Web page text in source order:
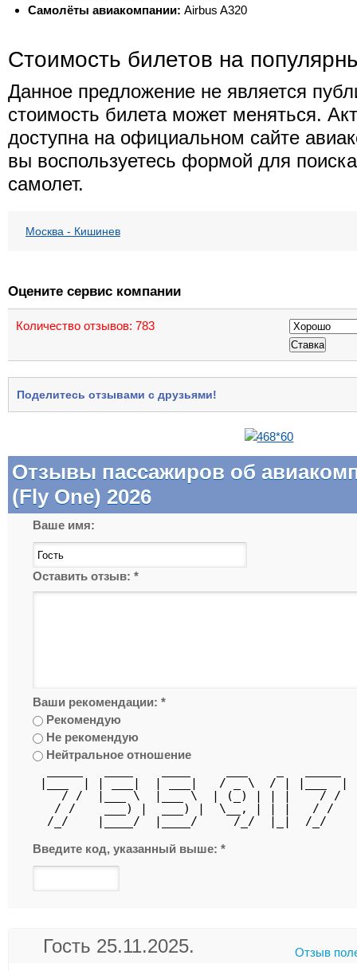
Самолёты авиакомпании: Airbus A320
Стоимость билетов на
Данное предложение не является
стоимость билета может меняться.
доступна на официальном сайте
вы воспользуетесь формой для
самолет.
Москва - Кишинев
Оцените сервис компании
Количество отзывов: 783
Поделитесь отзывами с друзьями!
Отзывы пассажиров об
(Fly One) 2026
Ваше имя:
Оставить отзыв: *
Ваши рекомендации: *
Рекомендую
Не рекомендую
Нейтральное отношение
|___  | | ___|  | ___|   / _ \  / | |___  |
    / /  |___ \  |___ \  | (_) | | |    / /
   / /    ___) |  ___) |  \__, | | |   / /
  /_/    |____/  |____/     /_/  |_|  /_/
Введите код, указанный выше: *
Гость 25.11.2025. Отзыв